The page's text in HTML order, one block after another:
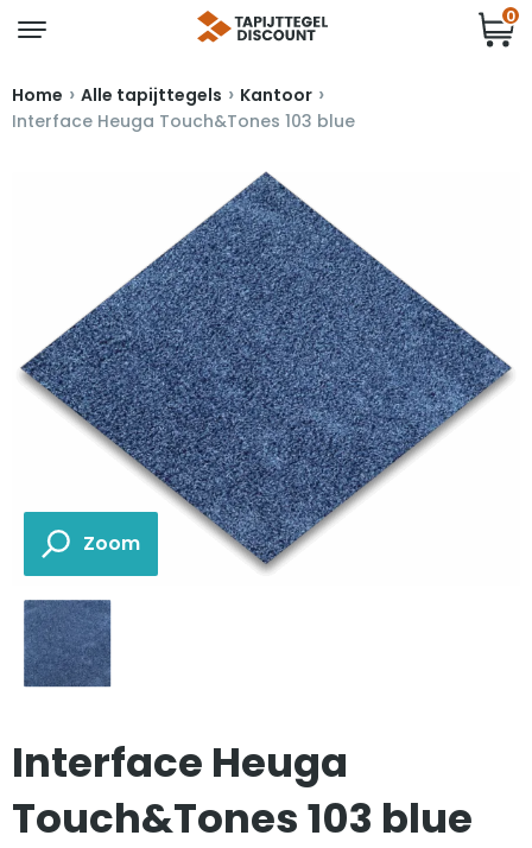
0
Home › Alle tapijttegels › Kantoor ›
Interface Heuga Touch&Tones 103 blue
Interface Heuga
Touch&Tones 103 blue